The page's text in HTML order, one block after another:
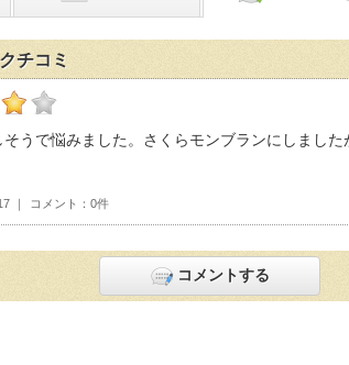
チコミ
くばsweetsおすすめ度：
そうで悩みました。さくらモンブランにしまし
コメント 0件
コメントする